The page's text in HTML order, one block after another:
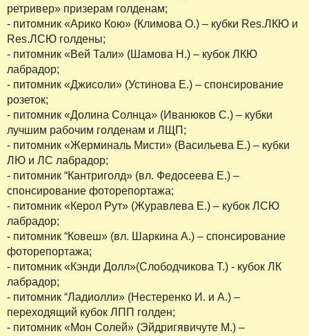
ретривер» призерам голденам;
- питомник «Арико Кою» (Климова О.) – кубки Res.ЛКЮ и
Res.ЛСЮ голдены;
- питомник «Вей Тали» (Шамова Н.) – кубок ЛКЮ
лабрадор;
- питомник «Джисоли» (Устинова Е.) – спонсирование
розеток;
- питомник «Долина Солнца» (Иванюков С.) – кубки
лучшим рабочим голденам и ЛЩП;
- питомник «Жерминаль Мисти» (Васильева Е.) – кубки
ЛЮ и ЛС лабрадор;
- питомник “Кантриголд» (вл. Федосеева Е.) –
спонсирование фоторепортажа;
- питомник «Керол Рут» (Журавлева Е.) – кубок ЛСЮ
лабрадор;
- питомник “Ковеш» (вл. Шаркина А.) – спонсирование
фоторепортажа;
- питомник «Кэнди Долл»(Слободчикова Т.) - кубок ЛК
лабрадор;
- питомник “Ладиолли» (Нестеренко И. и А.) –
переходящий кубок ЛПП голден;
- питомник «Мон Солей» (Эйдригявичуте М.) –